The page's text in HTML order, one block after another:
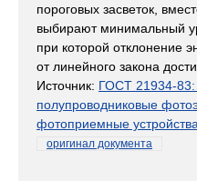
пороговых засветок,
выбирают минимальный
при которой отклонение
от линейного закона
Источник: ГОСТ 21934-83:
полупроводниковые
фотоприемные
оригинал документа